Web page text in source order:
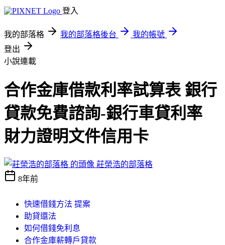
登入
我的部落格 我的部落格後台
我的帳號
登出
小說連載
合作金庫借款利率試算表 銀行
貸款免費諮詢-銀行車貸利率
財力證明文件信用卡
莊榮浩的部落格
8年前
快速借錢方法 提案
助貸還法
如何借錢免利息
合作金庫薪轉戶貸款